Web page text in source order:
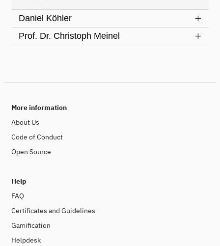
Daniel Köhler
Prof. Dr. Christoph Meinel
More information
About Us
Code of Conduct
Open Source
Help
FAQ
Certificates and Guidelines
Gamification
Helpdesk